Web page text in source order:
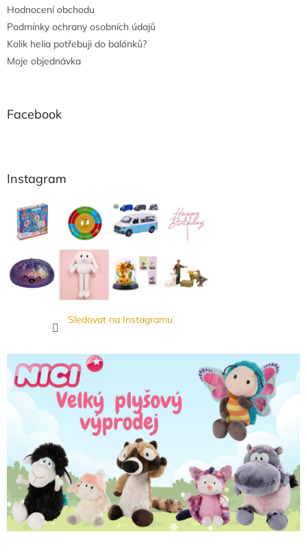
Hodnocení obchodu
Podmínky ochrany osobních údajů
Kolik helia potřebuji do balónků?
Moje objednávka
Facebook
Instagram
Sledovat na Instagramu